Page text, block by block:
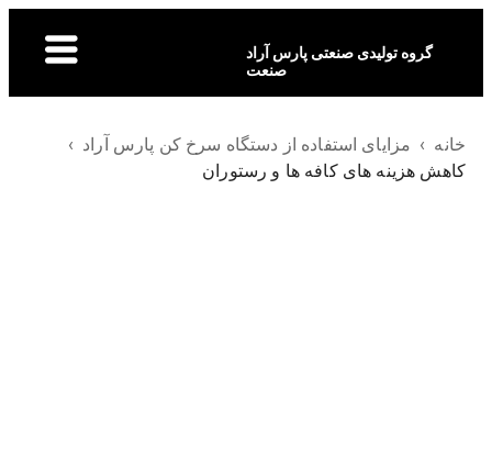
گروه تولیدی صنعتی پارس آراد
صنعت
خانه › مزایای استفاده از دستگاه سرخ کن پارس آراد ›
کاهش هزینه های کافه ها و رستوران